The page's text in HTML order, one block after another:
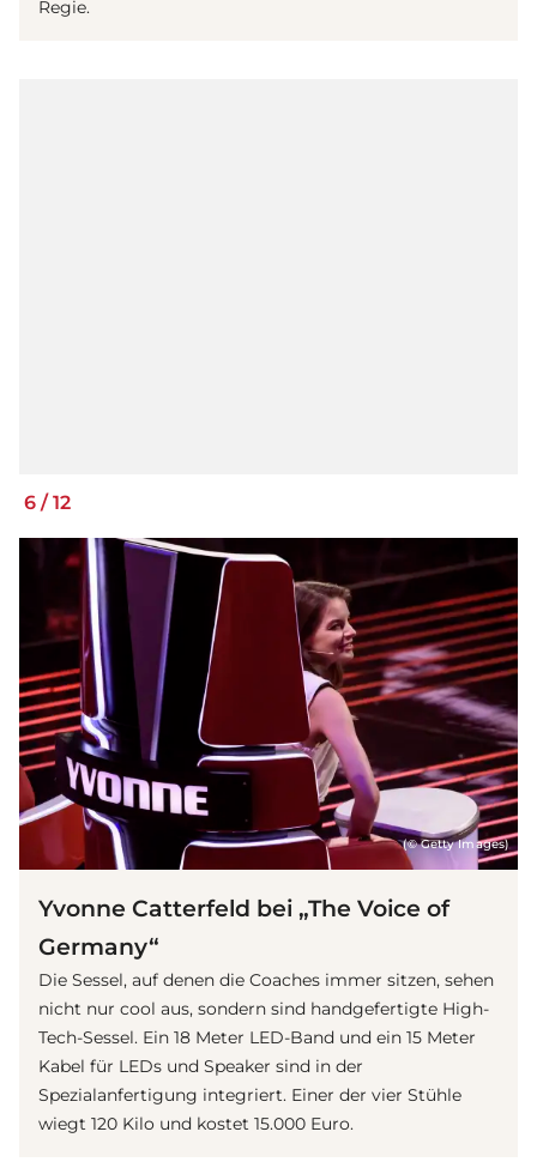
Regie.
6 /12
(© Getty Images)
Yvonne Catterfeld bei „The Voice of
Germany“
Die Sessel, auf denen die Coaches immer sitzen, sehen
nicht nur cool aus, sondern sind handgefertigte High-
Tech-Sessel. Ein 18 Meter LED-Band und ein 15 Meter
Kabel für LEDs und Speaker sind in der
Spezialanfertigung integriert. Einer der vier Stühle
wiegt 120 Kilo und kostet 15.000 Euro.